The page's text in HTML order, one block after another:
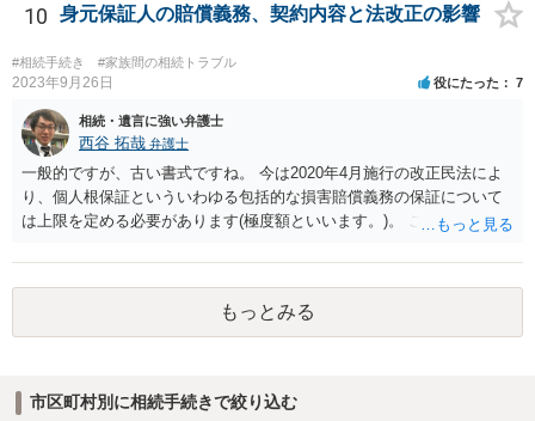
益がないと考えている可能性もあると思いますので、そのあたりも含
います。単に面倒臭いということで書面提出をしないということであ
れば、当該弁護士との委任関係を修了した上で、貴方のほうで書面提
出することを検討なさった方がよいでしょう。
10 身元保証人の賠償義務、契約内容と法改正の影響
#相続手続き #家族間の相続トラブル
2023年9月26日 役にたった 7
相続・遺言に強い弁護士
西谷 拓哉 弁護士
一般的ですが、古い書式ですね。 今は2020年4月施行の改正民法によ
り、個人根保証といういわゆる包括的な損害賠償義務の保証について
は上限を定める必要があります(極度額といいます。)。 この書式にサ
り、会社側は請求できない可能性が高そうです。
もっとみる
市区町村別に相続手続きで絞り込む